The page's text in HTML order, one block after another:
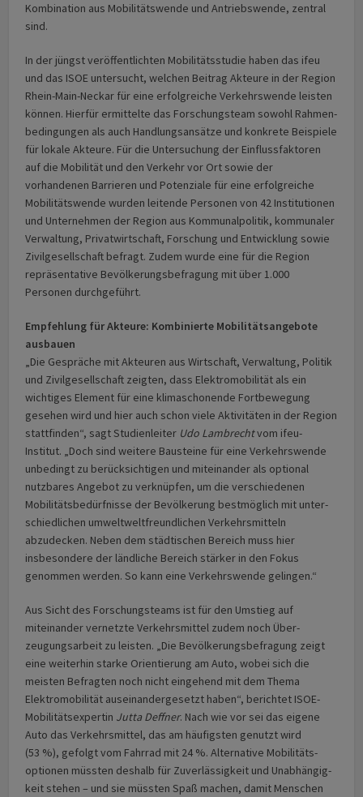
Kombination aus Mobilitäts­wende und Antriebs­wende, zentral
sind.
In der jüngst veröffentlichten Mobilitäts­studie haben das ifeu
und das ISOE untersucht, welchen Beitrag Akteure in der Region
Rhein-Main-Neckar für eine erfolgreiche Verkehrs­wende leisten
können. Hierfür ermittelte das Forschungs­team sowohl Rahmen­
bedingungen als auch Hand­lungs­ansätze und konkrete Beispiele
für lokale Akteure. Für die Untersuchung der Einfluss­faktoren
auf die Mobilität und den Verkehr vor Ort sowie der
vorhandenen Barrieren und Potenziale für eine erfolg­reiche
Mobili­täts­wende wurden leitende Personen von 42 Insti­tutio­nen
und Unternehmen der Region aus Kommunal­politik, kommunaler
Verwaltung, Privat­wirtschaft, Forschung und Entwicklung sowie
Zivil­gesellschaft befragt. Zudem wurde eine für die Region
repräsentative Bevöl­kerungs­befragung mit über 1.000
Personen durchgeführt.
Empfehlung für Akteure: Kombinierte Mobilitätsangebote
ausbauen
„Die Gespräche mit Akteuren aus Wirtschaft, Verwaltung, Politik
und Zivil­gesell­schaft zeigten, dass Elektro­mobili­tät als ein
wichtiges Element für eine klima­schonende Fort­bewegung
gesehen wird und hier auch schon viele Aktivitäten in der Region
stattfinden“, sagt Studienleiter Udo Lambrechtvom ifeu-
Institut. „Doch sind weitere Bausteine für eine Verkehrswende
unbedingt zu berücksichtigen und miteinander als optional
nutzbares Angebot zu verknüpfen, um die verschie­denen
Mobili­täts­bedürf­nisse der Bevölkerung bestmöglich mit unter­
schied­lichen umweltwelt­freund­lichen Verkehrs­mitteln
abzudecken. Neben dem städtischen Bereich muss hier
insbesondere der ländliche Bereich stärker in den Fokus
genommen werden. So kann eine Verkehrs­wende gelingen.“
Aus Sicht des Forschungsteams ist für den Umstieg auf
miteinander vernetzte Verkehrs­mittel zudem noch Über­
zeugungs­arbeit zu leisten. „Die Bevöl­kerungs­be­fragung zeigt
eine weiterhin starke Orientierung am Auto, wobei sich die
meisten Befragten noch nicht eingehend mit dem Thema
Elektro­mobili­tät aus­einan­der­gesetzt haben“, berichtet ISOE-
Mobili­täts­expertin Jutta Deffner. Nach wie vor sei das eigene
Auto das Verkehrs­mittel, das am häufigsten genutzt wird
(53 %), gefolgt vom Fahrrad mit 24 %. Alternative Mobilitäts­
optionen müssten deshalb für Zuverlässigkeit und Unabhängig­
keit stehen – und sie müssten Spaß machen, damit Menschen